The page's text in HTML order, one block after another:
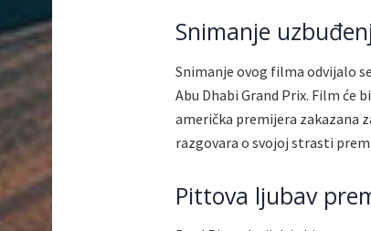
Snimanje
Snimanje ovog filma odvijalo
Abu Dhabi Grand Prix. Film će
američka premijera zakazana
razgovara o svojoj strasti
Pittova ljubav